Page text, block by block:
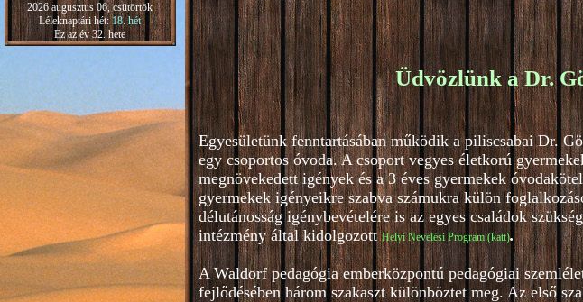
2026 augusztus 06, csütörtök
Léleknaptári hét:18. hét
Ez az év 32. hete
Üdvözlünk a Dr.
Egyesületünk fenntartásában működik a piliscsabai Dr.
egy csoportos óvoda. A csoport vegyes életkorú
megnövekedett igények és a 3 éves gyermekek
gyermekek igényeikre szabva számukra külön
délutánosság igénybevételére is az egyes családok
intézmény által kidolgozottHelyi Nevelési Program (katt).
A Waldorf pedagógia emberközpontú pedagógiai
fejlődésében három szakaszt különböztet meg. Az első